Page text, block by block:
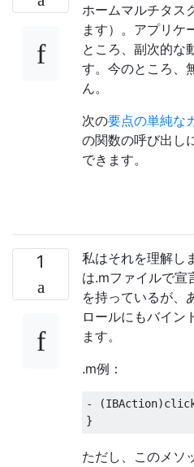
ホームマルチタス
ます）。アプリケ
ところ、副次的な
す。今のところ、
ん。
次の要点の単純な
の関数の呼び出し
できます。
1
私はそれを理解し
は.mファイルで宣
を持っているが、
ロールにもバイン
ます。
.m例：
-
ただし、このメソ